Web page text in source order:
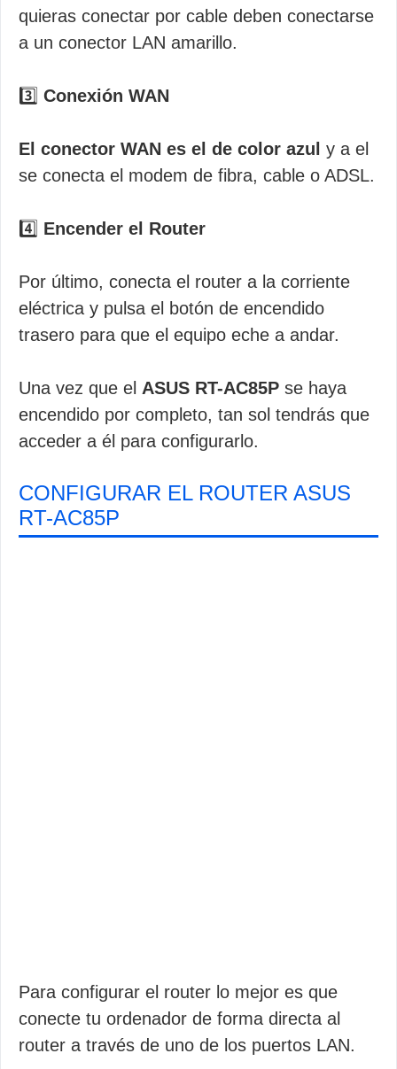
quieras conectar por cable deben conectarse
a un conector LAN amarillo.
3️⃣ Conexión WAN
El conector WAN es el de color azul y a el
se conecta el modem de fibra, cable o ADSL.
4️⃣ Encender el Router
Por último, conecta el router a la corriente
eléctrica y pulsa el botón de encendido
trasero para que el equipo eche a andar.
Una vez que el ASUS RT-AC85P se haya
encendido por completo, tan sol tendrás que
acceder a él para configurarlo.
CONFIGURAR EL ROUTER ASUS
RT-AC85P
Para configurar el router lo mejor es que
conecte tu ordenador de forma directa al
router a través de uno de los puertos LAN.